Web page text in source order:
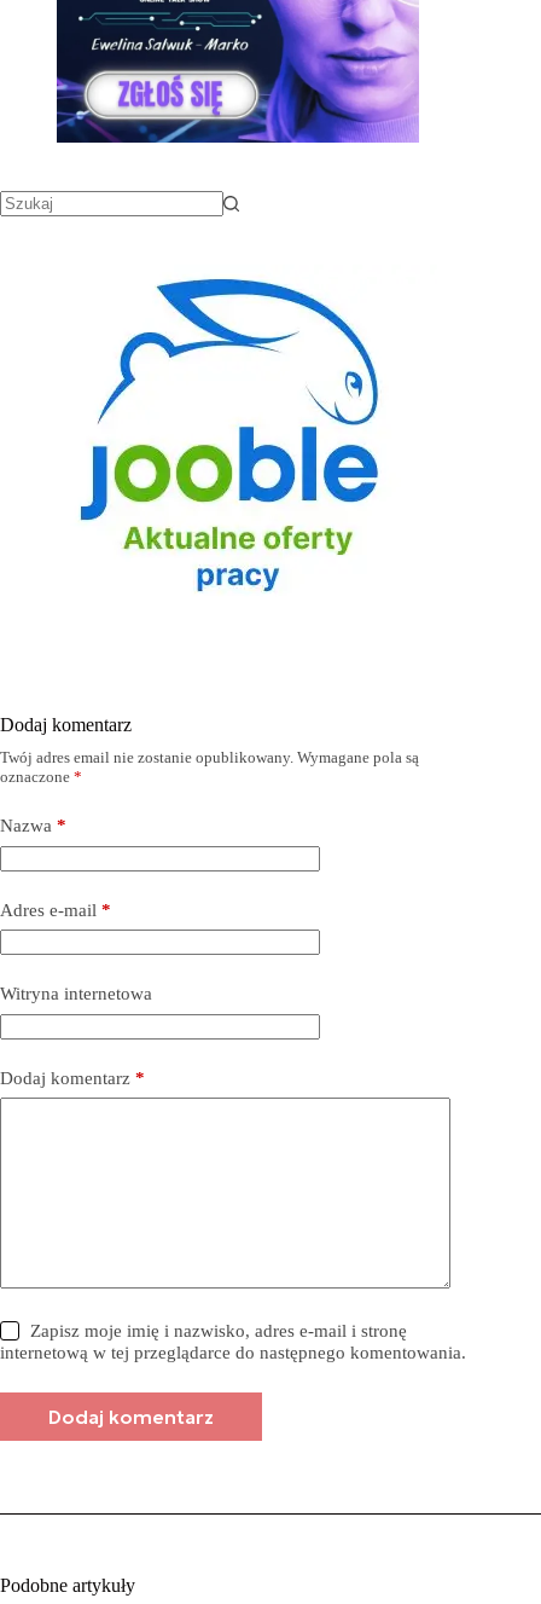
Dodaj komentarz
Twój adres email nie zostanie opublikowany. Wymagane pola są
oznaczone *
Nazwa *
Adres e-mail *
Witryna internetowa
Dodaj komentarz *
Zapisz moje imię i nazwisko, adres e-mail i stronę
internetową w tej przeglądarce do następnego komentowania.
Dodaj komentarz
Podobne artykuły